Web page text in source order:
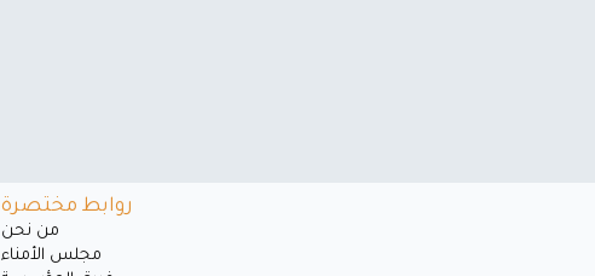
روابط مختصرة
ﻣﻦ ﻧﺤﻦ
مجلس الأمناء